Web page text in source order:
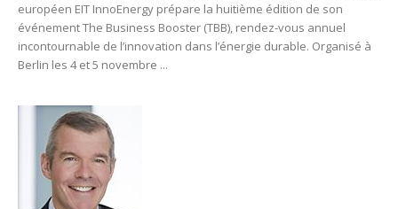
européen EIT InnoEnergy prépare la huitième édition de son
événement The Business Booster (TBB), rendez-vous annuel
incontournable de l’innovation dans l’énergie durable. Organisé à
Berlin les 4 et 5 novembre ...